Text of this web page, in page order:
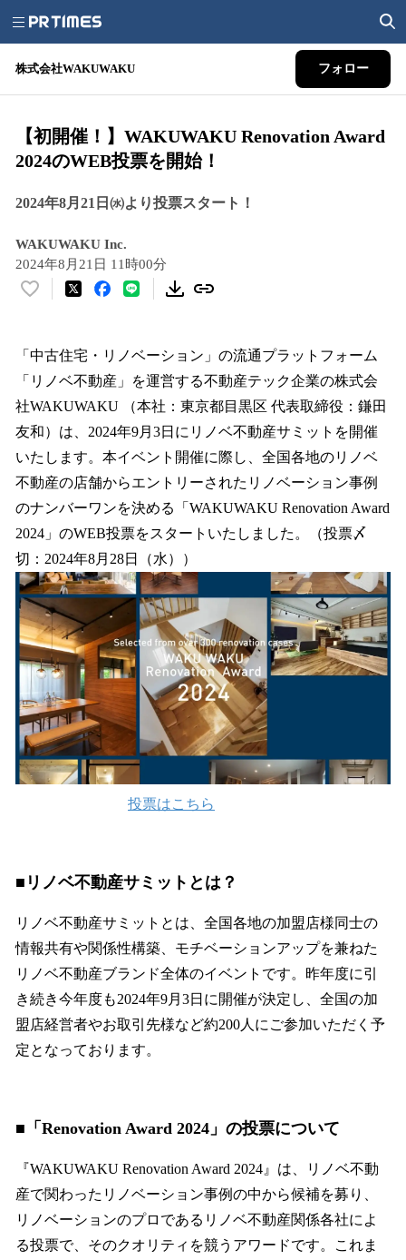
株式会社WAKUWAKU フォロー
【初開催！】WAKUWAKU Renovation Award
2024のWEB投票を開始！
2024年8月21日㈬より投票スタート！
WAKUWAKU Inc.
2024年8月21日 11時00分
い
！
数
を
読
み
込
み
中
で
す
「中古住宅・リノベーション」の流通プラットフォーム
「リノベ不動産」を運営する不動産テック企業の株式会
社WAKUWAKU （本社：東京都目黒区 代表取締役：鎌田
友和）は、2024年9月3日にリノベ不動産サミットを開催
いたします。本イベント開催に際し、全国各地のリノベ
不動産の店舗からエントリーされたリノベーション事例
のナンバーワンを決める「WAKUWAKU Renovation Award
2024」のWEB投票をスタートいたしました。（投票〆
切：2024年8月28日（水））
投票はこちら
■リノベ不動産サミットとは？
リノベ不動産サミットとは、全国各地の加盟店様同士の
情報共有や関係性構築、モチベーションアップを兼ねた
リノベ不動産ブランド全体のイベントです。昨年度に引
き続き今年度も2024年9月3日に開催が決定し、全国の加
盟店経営者やお取引先様など約200人にご参加いただく予
定となっております。
■「Renovation Award 2024」の投票について
『WAKUWAKU Renovation Award 2024』は、リノベ不動
産で関わったリノベーション事例の中から候補を募り、
リノベーションのプロであるリノベ不動産関係各社によ
る投票で、そのクオリティを競うアワードです。これま